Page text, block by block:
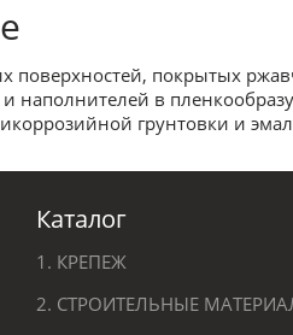
покрытых
наполнителей в
грунтовки и
Каталог
1. КРЕПЕЖ
2. СТРОИТЕЛЬНЫЕ